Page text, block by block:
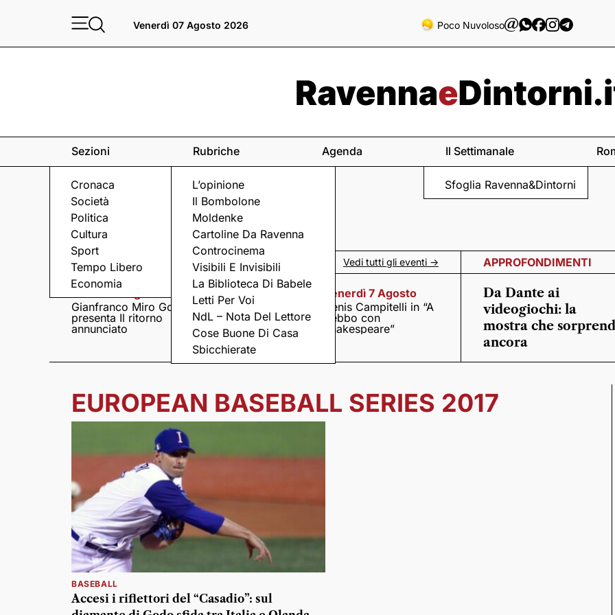
Venerdì 07 Agosto 2026 Poco Nuvoloso
Sezioni
Cronaca
Società
Politica
Cultura
Sport
Tempo Libero
Economia
Rubriche
L’opinione
Il Bombolone
Moldenke
Cartoline Da Ravenna
Controcinema
Visibili E Invisibili
La Biblioteca Di Babele
Letti Per Voi
NdL – Nota Del Lettore
Cose Buone Di Casa
Sbicchierate
Agenda Il Settimanale
Sfoglia Ravenna&Dintorni
Eventi a Ravenna e dintorni Vedi tutti gli eventi ->
Gianfranco Miro Gori
presenta Il ritorno
annunciato
Venerdì 7 Agosto
I Fine Before You
Came tornano con il
disco “C’è ancora
amore”
Venerdì 7 Agosto
Denis Campitelli in “A
trebbo con
Shakespeare”
APPROFONDIMENTI
Da Dante ai
videogiochi: la
mostra che
ancora
EUROPEAN BASEBALL SERIES 2017
BASEBALL
Accesi i riflettori del “Casadio”: sul